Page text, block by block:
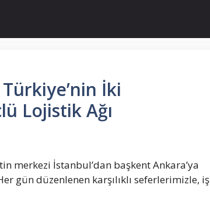
İki
Lojistik Ağı
merkezi İstanbul’dan başkent Ankara’ya
gün düzenlenen karşılıklı seferlerimizle, iş